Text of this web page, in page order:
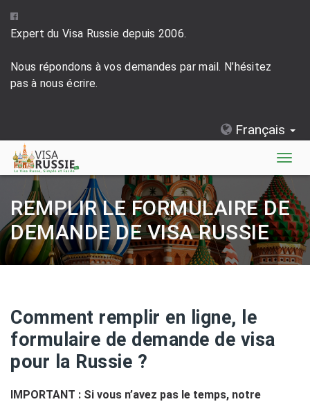
Expert du Visa Russie depuis 2006.
Nous répondons à vos demandes par mail. N’hésitez
pas à nous écrire.
Français
REMPLIR LE FORMULAIRE DE
DEMANDE DE VISA RUSSIE
Comment remplir en ligne, le
formulaire de demande de visa
pour la Russie ?
IMPORTANT : Si vous n’avez pas le temps, notre